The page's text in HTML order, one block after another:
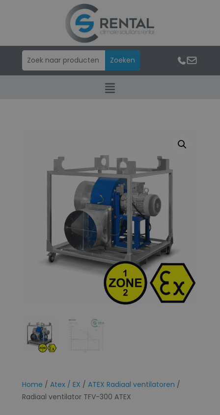
Home / Atex / EX / ATEX Radiaal ventilatoren /
Radiaal ventilator TFV-300 ATEX